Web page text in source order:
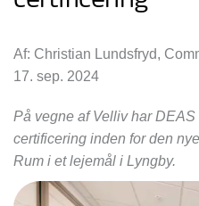
Af: Christian Lundsfryd,
17. sep. 2024
På vegne af Velliv har
certificering inden for den
Rum i et lejemål i Lyngby.